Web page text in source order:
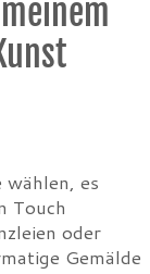
wählen, es
Touch
oder
Gemälde